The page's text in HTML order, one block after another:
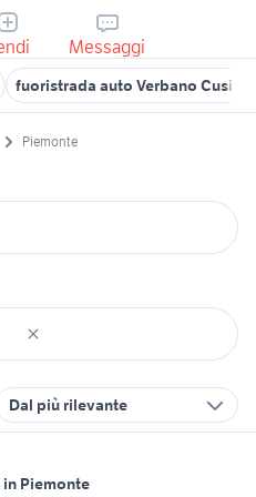
Messaggi
fuoristrada auto Verbano Cusio
Piemonte
Dal più rilevante
Piemonte